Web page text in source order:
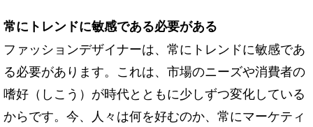
常にトレンドに敏感である必要がある
ファッションデザイナーは、常にトレンドに敏感であ
る必要があります。これは、市場のニーズや消費者の
嗜好（しこう）が時代とともに少しずつ変化している
からです。今、人々は何を好むのか、常にマーケティ